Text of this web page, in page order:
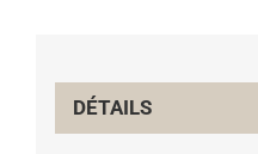
DÉTAILS